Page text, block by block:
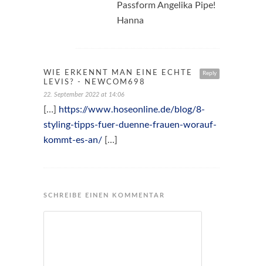
Passform Angelika Pipe!
Hanna
Reply
WIE ERKENNT MAN EINE ECHTE
LEVIS? - NEWCOM698
22. September 2022 at 14:06
[…] https://www.hoseonline.de/blog/8-
styling-tipps-fuer-duenne-frauen-worauf-
kommt-es-an/ […]
SCHREIBE EINEN KOMMENTAR